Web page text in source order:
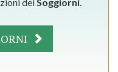
deiSoggiorni.